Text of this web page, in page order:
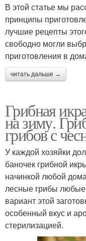
В этой статье мы
принципы
лучшие рецепты
свободно могли
приготовления в
читать дальше →
Грибная
на зиму.
грибов с
У каждой хозяйки
баночек грибной
начинкой любой
лесные грибы любые
вариант этой
особенный вкус и
стерилизацией.